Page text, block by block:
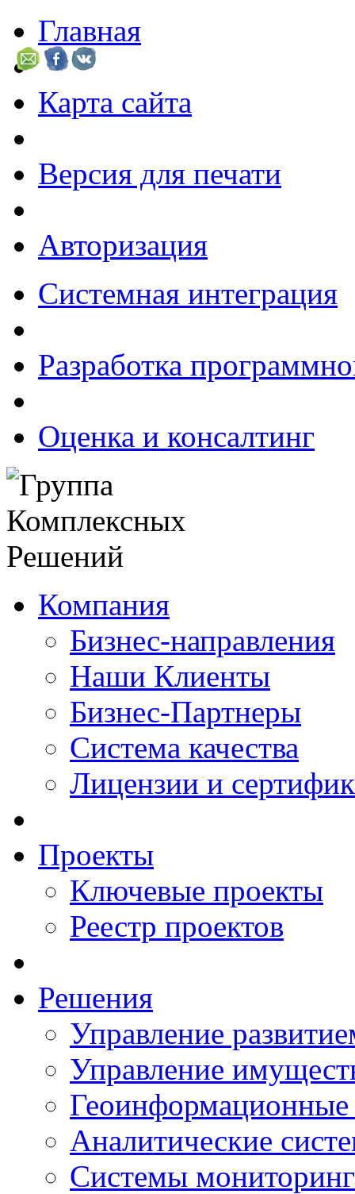
Главная
Карта сайта
Версия для печати
Авторизация
Системная интеграция
Разработка
Оценка и консалтинг
Компания
Бизнес-направления
Наши Клиенты
Бизнес-Партнеры
Система качества
Лицензии и
Проекты
Ключевые проекты
Реестр проектов
Решения
Управление
Управление
Аналитические
Системы